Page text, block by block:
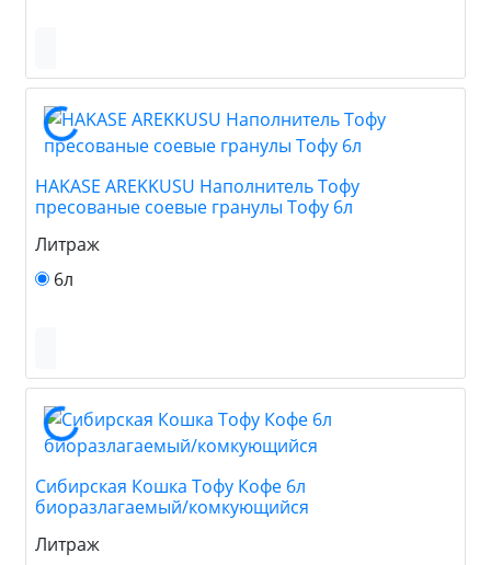
HAKASE AREKKUSU Наполнитель Тофу
пресованые соевые гранулы Тофу 6л
Литраж
6л
Сибирская Кошка Тофу Кофе 6л
биоразлагаемый/комкующийся
Литраж